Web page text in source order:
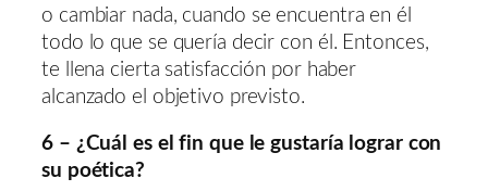
o cambiar nada, cuando se encuentra en él
todo lo que se quería decir con él. Entonces,
te llena cierta satisfacción por haber
alcanzado el objetivo previsto.
6 – ¿Cuál es el fin que le gustaría lograr con
su poética?